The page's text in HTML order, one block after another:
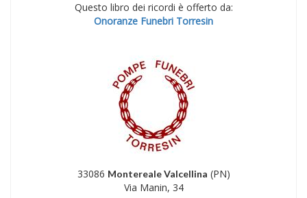
Questo libro dei ricordi è offerto da:
Onoranze Funebri Torresin
33086 Montereale Valcellina (PN)
Via Manin, 34